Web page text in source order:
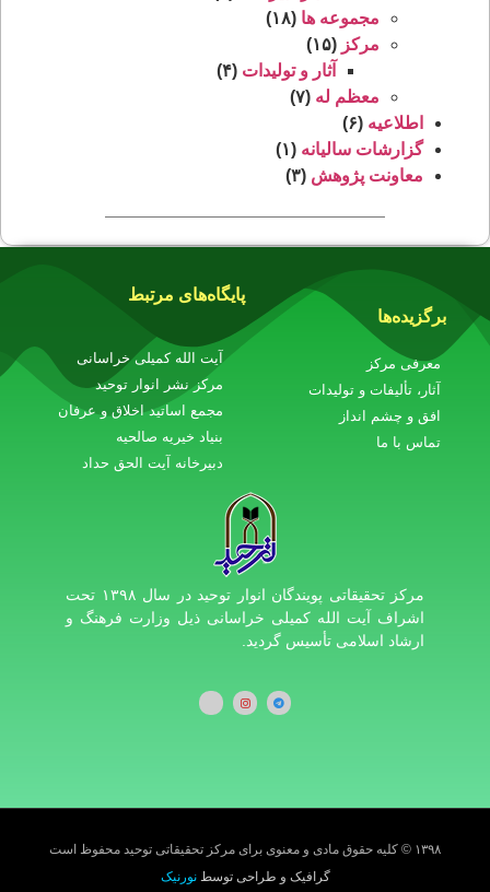
مجموعه ‌ها (۱۸)
مرکز (۱۵)
آثار و تولیدات (۴)
معظم‌ له (۷)
اطلاعیه (۶)
گزارشات سالیانه (۱)
معاونت پژوهش (۳)
برگزیده‌ها
معرفی مرکز
آثار، تألیفات و تولیدات
افق و چشم انداز
تماس با ما
پایگاه‌های مرتبط
آیت الله کمیلی خراسانی
مرکز نشر انوار توحید
مجمع اساتید اخلاق و عرفان
بنیاد خیریه صالحیه
دبیرخانه آیت الحق حداد
مرکز تحقیقاتی پویندگان انوار توحید در سال ۱۳۹۸ تحت
اشراف آیت الله کمیلی خراسانی ذیل وزارت فرهنگ و
ارشاد اسلامی تأسیس گردید.
۱۳۹۸ © کلیه حقوق مادی و معنوی برای مرکز تحقیقاتی توحید محفوظ است
گرافیک و طراحی توسطنورنیک